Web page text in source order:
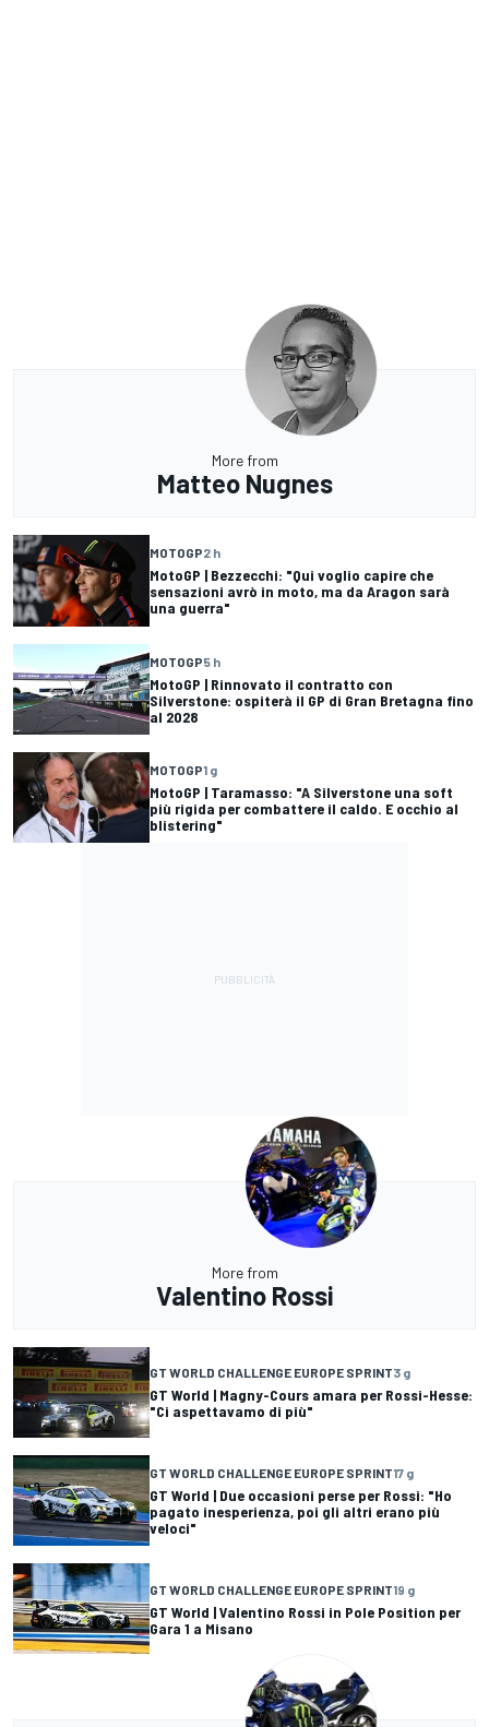
More from
Matteo Nugnes
MOTOGP2 h
MotoGP | Bezzecchi: "Qui voglio capire che
sensazioni avrò in moto, ma da Aragon sarà
una guerra"
MOTOGP5 h
MotoGP | Rinnovato il contratto con
Silverstone: ospiterà il GP di Gran Bretagna fino
al 2028
MOTOGP1 g
MotoGP | Taramasso: "A Silverstone una soft
più rigida per combattere il caldo. E occhio al
blistering"
More from
Valentino Rossi
GT WORLD CHALLENGE EUROPE SPRINT3 g
GT World | Magny-Cours amara per Rossi-Hesse:
"Ci aspettavamo di più"
GT WORLD CHALLENGE EUROPE SPRINT17 g
GT World | Due occasioni perse per Rossi: "Ho
pagato inesperienza, poi gli altri erano più
veloci"
GT WORLD CHALLENGE EUROPE SPRINT19 g
GT World | Valentino Rossi in Pole Position per
Gara 1 a Misano